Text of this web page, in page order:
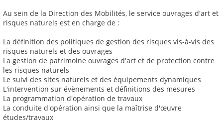
Au sein de la Direction des Mobilités, le service ouvrages d'art et
risques naturels est en charge de :
La définition des politiques de gestion des risques vis-à-vis des
risques naturels et des ouvrages
La gestion de patrimoine ouvrages d'art et de protection contre
les risques naturels
Le suivi des sites naturels et des équipements dynamiques
L'intervention sur évènements et définitions des mesures
La programmation d'opération de travaux
La conduite d'opération ainsi que la maîtrise d'œuvre
études/travaux